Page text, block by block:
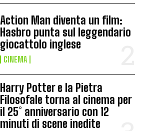
Action Man diventa un film:
Hasbro punta sul leggendario
giocattolo inglese
CINEMA
Harry Potter e la Pietra
Filosofale torna al cinema per
il 25° anniversario con 12
minuti di scene inedite